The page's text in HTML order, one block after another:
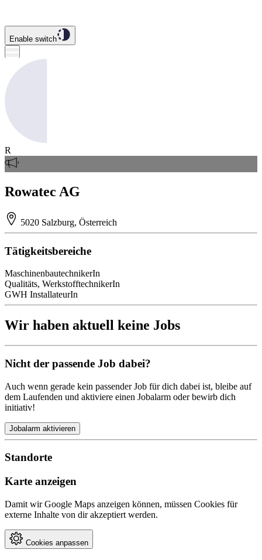
Enable switch
R
Rowatec AG
5020 Salzburg, Österreich
Tätigkeitsbereiche
MaschinenbautechnikerIn
Qualitäts, WerkstofftechnikerIn
GWH InstallateurIn
Wir haben aktuell keine Jobs
Nicht der passende Job dabei?
Auch wenn gerade kein passender Job für dich dabei ist, bleibe auf
dem Laufenden und aktiviere einen Jobalarm oder bewirb dich
initiativ!
Jobalarm aktivieren
Standorte
Karte anzeigen
Damit wir Google Maps anzeigen können, müssen Cookies für
externe Inhalte von dir akzeptiert werden.
Cookies anpassen